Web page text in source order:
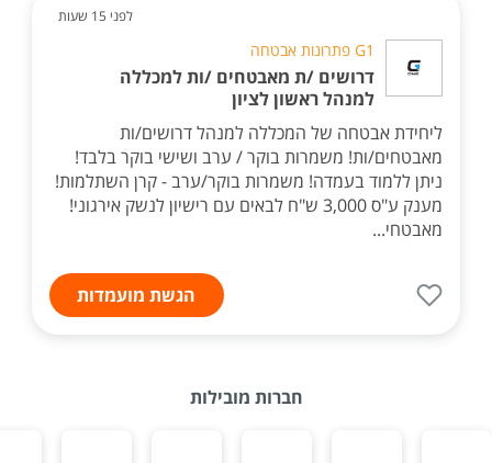
לפני 15 שעות
G1 פתרונות אבטחה
דרושים /ת מאבטחים /ות למכללה
למנהל ראשון לציון
ליחידת אבטחה של המכללה למנהל דרושים/ות
מאבטחים/ות! משמרות בוקר / ערב ושישי בוקר בלבד!
ניתן ללמוד בעמדה! משמרות בוקר/ערב - קרן השתלמות!
מענק ע"ס 3,000 ש"ח לבאים עם רישיון לנשק אירגוני!
מאבטחי...
הגשת מועמדות
חברות מובילות